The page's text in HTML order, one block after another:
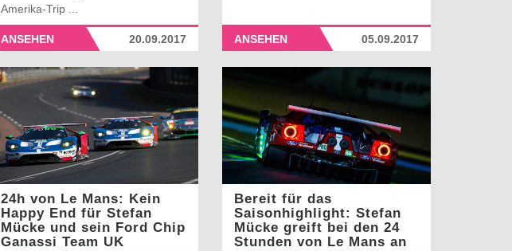
Amerika-Trip ...
20.09.2017
ANSEHEN 05.09.2017
ANSEHEN
24h von Le Mans: Kein
Happy End für Stefan
Mücke und sein Ford Chip
Ganassi Team UK
Bereit für das
Saisonhighlight: Stefan
Mücke greift bei den 24
Stunden von Le Mans an